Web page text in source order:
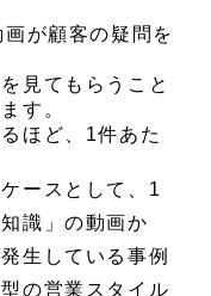
が顧客の疑問を
見てもらうこと
す。
ほど、1件あた
ースとして、1
識」の動画か
生している事例
の営業スタイル